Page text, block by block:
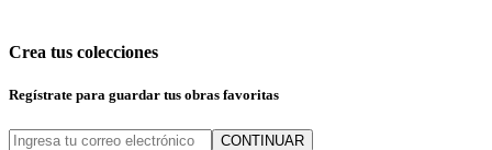
Crea tus colecciones
Regístrate para guardar tus obras favoritas
CONTINUAR